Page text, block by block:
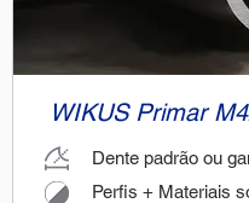
WIKUS Primar
Dente padrão ou
Perfis + Materiais